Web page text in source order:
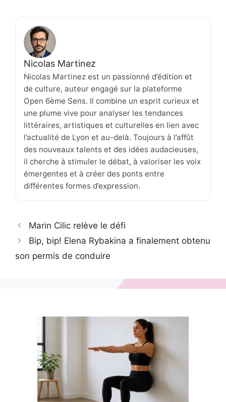
Nicolas Martinez
Nicolas Martinez est un passionné d’édition et
de culture, auteur engagé sur la plateforme
Open 6ème Sens. Il combine un esprit curieux et
une plume vive pour analyser les tendances
littéraires, artistiques et culturelles en lien avec
l’actualité de Lyon et au-delà. Toujours à l’affût
des nouveaux talents et des idées audacieuses,
il cherche à stimuler le débat, à valoriser les voix
émergentes et à créer des ponts entre
différentes formes d’expression.
Marin Cilic relève le défi
Bip, bip! Elena Rybakina a finalement obtenu
son permis de conduire